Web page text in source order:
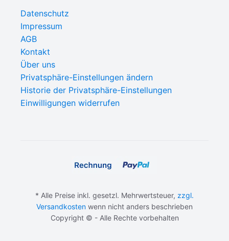
Datenschutz
Impressum
AGB
Kontakt
Über uns
Privatsphäre-Einstellungen ändern
Historie der Privatsphäre-Einstellungen
Einwilligungen widerrufen
* Alle Preise inkl. gesetzl. Mehrwertsteuer, zzgl.
Versandkosten wenn nicht anders beschrieben
Copyright © - Alle Rechte vorbehalten